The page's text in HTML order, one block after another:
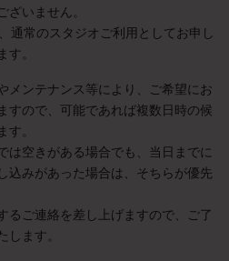
いません。
通常のスタジオご利用としてお申し
。
メンテナンス等により、ご希望にお
すので、可能であれば複数日時の候
。
は空きがある場合でも、当日までに
込みがあった場合は、そちらが優先
るご連絡を差し上げますので、ご了
ます。